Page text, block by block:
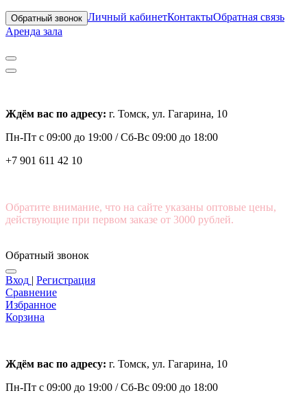
Обратный звонок Личный кабинетКонтактыОбратная связь
Аренда зала
Ждём вас по адресу: г. Томск, ул. Гагарина, 10
Пн-Пт с 09:00 до 19:00 /Сб-Вс 09:00 до 18:00
+7 901 611 42 10
Обратите внимание, что на сайте указаны оптовые цены,
действующие при первом заказе от 3000 рублей.
Обратный звонок
Вход | Регистрация
Сравнение
Избранное
Корзина
Ждём вас по адресу: г. Томск, ул. Гагарина, 10
Пн-Пт с 09:00 до 19:00 /Сб-Вс 09:00 до 18:00